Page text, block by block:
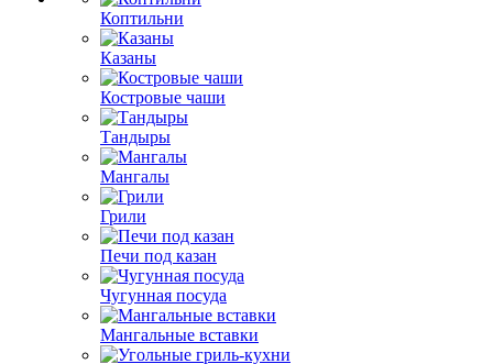
Коптильни
Казаны
Костровые чаши
Тандыры
Мангалы
Грили
Печи под казан
Чугунная посуда
Мангальные вставки